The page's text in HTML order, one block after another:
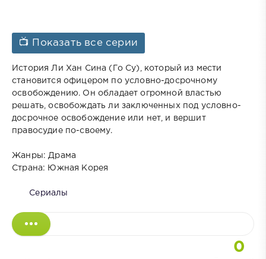
📺 Показать все серии
История Ли Хан Сина (Го Су), который из мести
становится офицером по условно-досрочному
освобождению. Он обладает огромной властью
решать, освобождать ли заключенных под условно-
досрочное освобождение или нет, и вершит
правосудие по-своему.
Жанры: Драма
Страна: Южная Корея
Сериалы
0